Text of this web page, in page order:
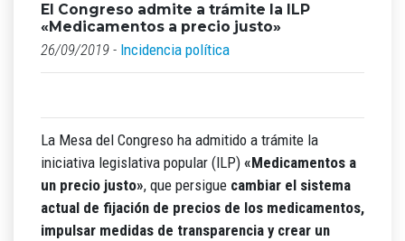
El Congreso admite a trámite la ILP
«Medicamentos a precio justo»
26/09/2019 - Incidencia política
La Mesa del Congreso ha admitido a trámite la
iniciativa legislativa popular (ILP) «Medicamentos a
un precio justo», que persigue cambiar el sistema
actual de fijación de precios de los medicamentos,
impulsar medidas de transparencia y crear un